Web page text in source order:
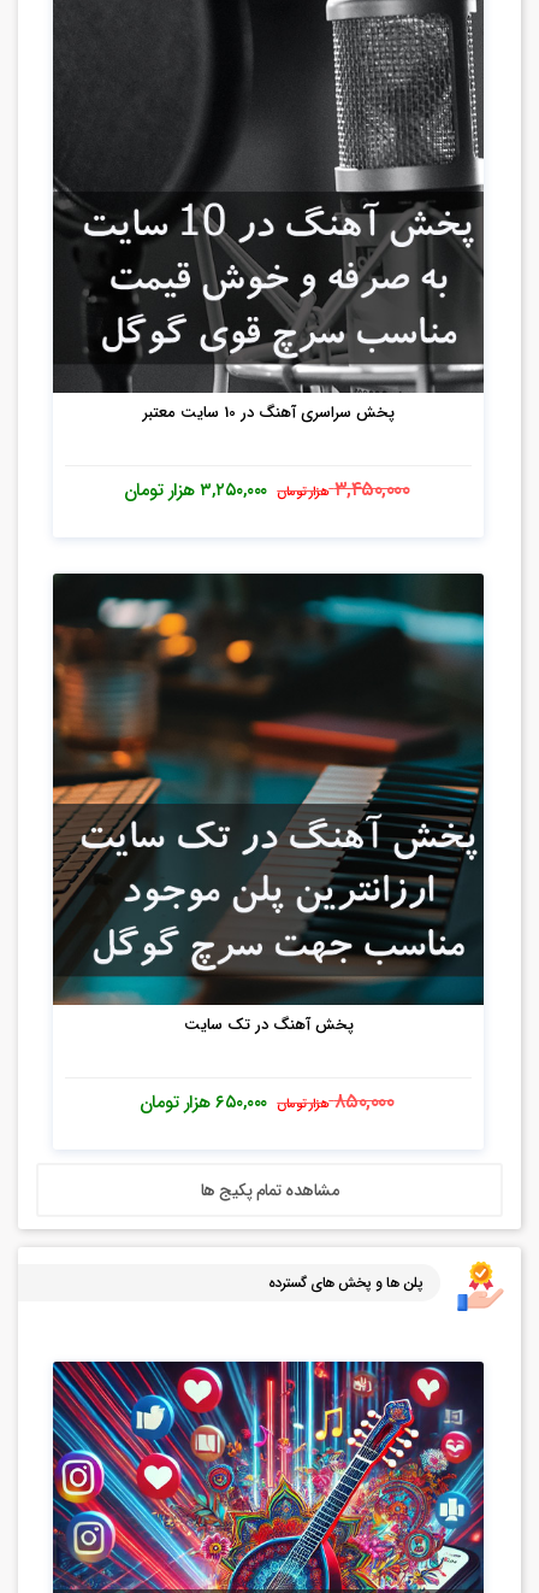
پخش سراسری آهنگ در 10 سایت معتبر
۳,۴۵۰,۰۰۰ هزار تومان ۳,۲۵۰,۰۰۰هزار تومان
پخش آهنگ در تک سایت
۸۵۰,۰۰۰ هزار تومان ۶۵۰,۰۰۰هزار تومان
مشاهده تمام پکیج ها
پلن ها و پخش های گسترده